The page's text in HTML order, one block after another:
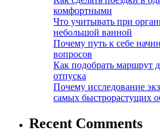
комфортными
Что учитывать при
небольшой ванной
Почему путь к себе
вопросов
Как подобрать маршрут
отпуска
Почему исследование
самых быстрорастущих
Recent Comments